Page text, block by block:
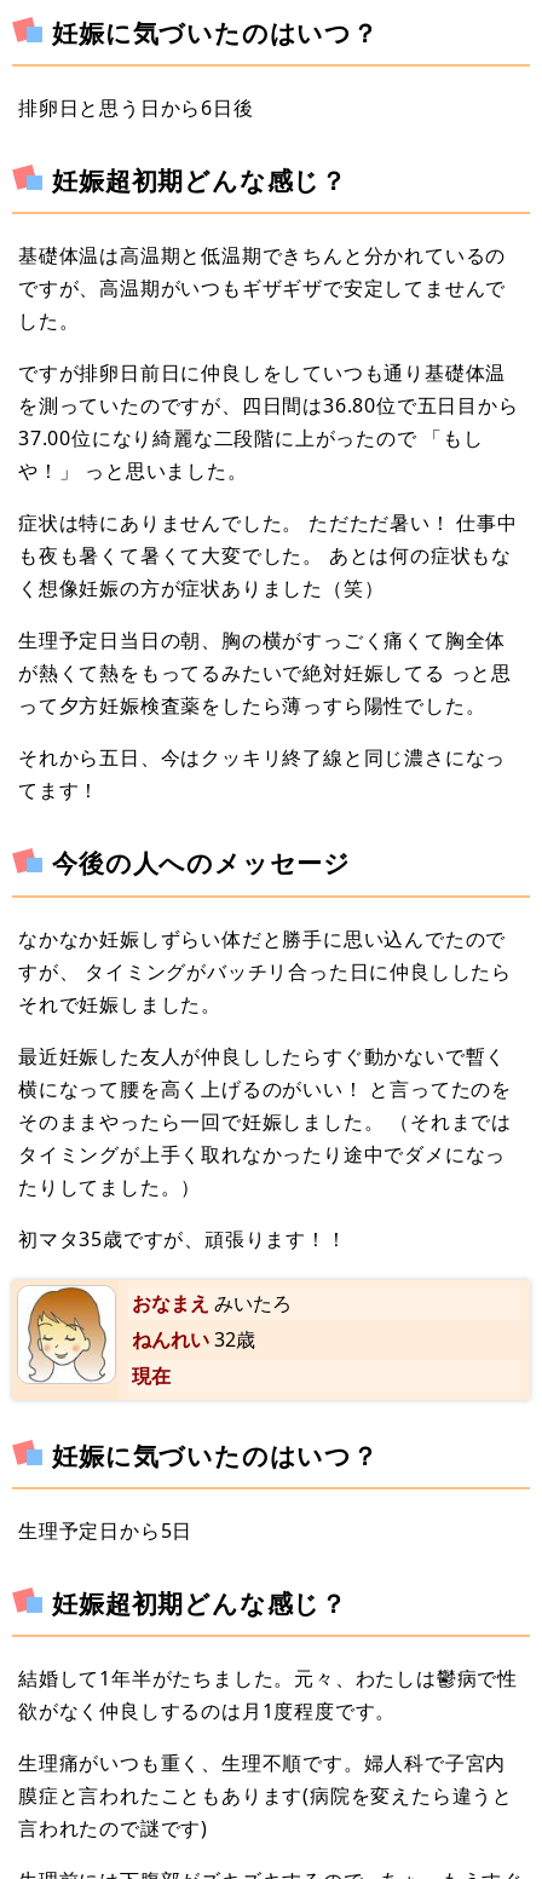
妊娠に気づいたのはいつ？
排卵日と思う日から6日後
妊娠超初期どんな感じ？
基礎体温は高温期と低温期できちんと分かれているの
ですが、高温期がいつもギザギザで安定してませんで
した。
ですが排卵日前日に仲良しをしていつも通り基礎体温
を測っていたのですが、四日間は36.80位で五日目から
37.00位になり綺麗な二段階に上がったので 「もし
や！」 っと思いました。
症状は特にありませんでした。 ただただ暑い！ 仕事中
も夜も暑くて暑くて大変でした。 あとは何の症状もな
く想像妊娠の方が症状ありました（笑）
生理予定日当日の朝、胸の横がすっごく痛くて胸全体
が熱くて熱をもってるみたいで絶対妊娠してる っと思
って夕方妊娠検査薬をしたら薄っすら陽性でした。
それから五日、今はクッキリ終了線と同じ濃さになっ
てます！
今後の人へのメッセージ
なかなか妊娠しずらい体だと勝手に思い込んでたので
すが、 タイミングがバッチリ合った日に仲良ししたら
それで妊娠しました。
最近妊娠した友人が仲良ししたらすぐ動かないで暫く
横になって腰を高く上げるのがいい！ と言ってたのを
そのままやったら一回で妊娠しました。 （それまでは
タイミングが上手く取れなかったり途中でダメになっ
たりしてました。）
初マタ35歳ですが、頑張ります！！
おなまえ みいたろ
ねんれい32歳
現在
妊娠に気づいたのはいつ？
生理予定日から5日
妊娠超初期どんな感じ？
結婚して1年半がたちました。元々、わたしは鬱病で性
欲がなく仲良しするのは月1度程度です。
生理痛がいつも重く、生理不順です。婦人科で子宮内
膜症と言われたこともあります(病院を変えたら違うと
言われたので謎です)